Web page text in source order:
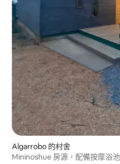
Algarrobo 的村舍
Mininoshue 房源，配備按摩浴池